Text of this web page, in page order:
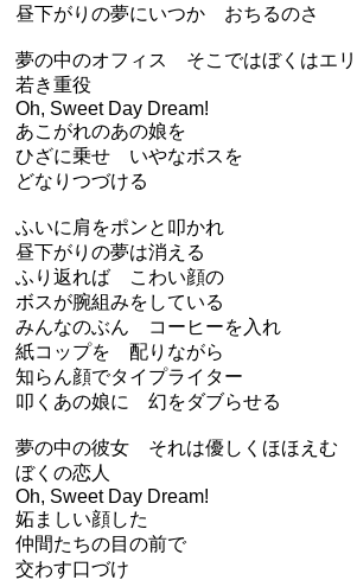
昼下がりの夢にいつか おちるのさ
夢の中のオフィス そこではぼくはエリ
若き重役
Oh, Sweet Day Dream!
あこがれのあの娘を
ひざに乗せ いやなボスを
どなりつづける
ふいに肩をポンと叩かれ
昼下がりの夢は消える
ふり返れば こわい顔の
ボスが腕組みをしている
みんなのぶん コーヒーを入れ
紙コップを 配りながら
知らん顔でタイプライター
叩くあの娘に 幻をダブらせる
夢の中の彼女 それは優しくほほえむ
ぼくの恋人
Oh, Sweet Day Dream!
妬ましい顔した
仲間たちの目の前で
交わす口づけ